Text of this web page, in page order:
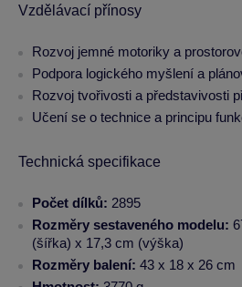
Vzdělávací přínosy
Rozvoj jemné motoriky a
Podpora logického myšlení a
Rozvoj tvořivosti a představivosti
Učení se o technice a principu
Technická specifikace
Počet dílků: 2895
Rozměry sestaveného modelu:
(šířka) x 17,3 cm (výška)
Rozměry balení: 43 x 18 x 26 cm